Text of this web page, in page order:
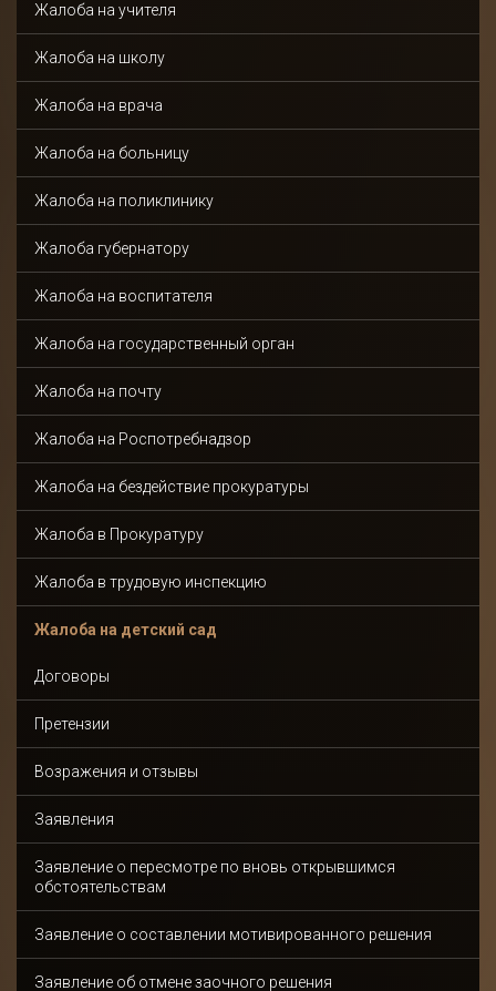
Жалоба на учителя
Жалоба на школу
Жалоба на врача
Жалоба на больницу
Жалоба на поликлинику
Жалоба губернатору
Жалоба на воспитателя
Жалоба на государственный орган
Жалоба на почту
Жалоба на Роспотребнадзор
Жалоба на бездействие прокуратуры
Жалоба в Прокуратуру
Жалоба в трудовую инспекцию
Жалоба на детский сад
Договоры
Претензии
Возражения и отзывы
Заявления
Заявление о пересмотре по вновь открывшимся
обстоятельствам
Заявление о составлении мотивированного решения
Заявление об отмене заочного решения